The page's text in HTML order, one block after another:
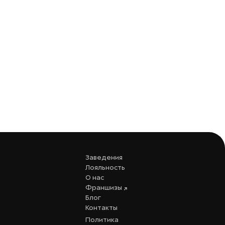
Заведения
Лояльность
О нас
Франшизы
Блог
Контакты
Политика